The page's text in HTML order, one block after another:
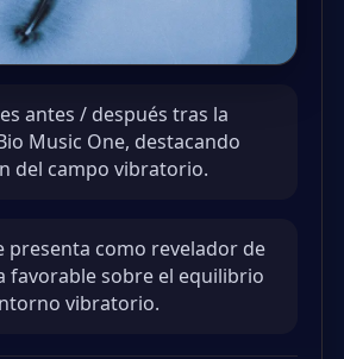
antes / después tras la
Music One, destacando
del campo vibratorio.
presenta como revelador de
favorable sobre el equilibrio
vibratorio.